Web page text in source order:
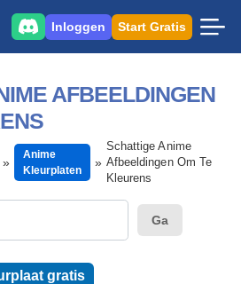
Inloggen Start Gratis
AFBEELDINGEN
Anime
Kleurplaten
Schattige Anime
Afbeeldingen Om Te
Kleurens
Ga
gratis